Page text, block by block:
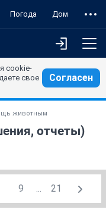
Погода Дом
cookie-
свое
Согласен
животным
отчеты)
9 ... 21